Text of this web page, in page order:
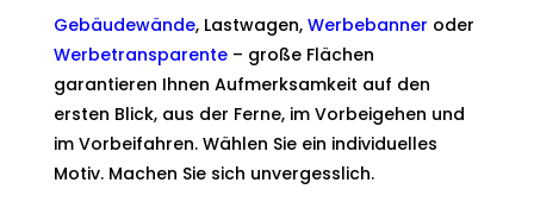
Gebäudewände, Lastwagen, Werbebanner oder
Werbetransparente– große Flächen
garantieren Ihnen Aufmerksamkeit auf den
ersten Blick, aus der Ferne, im Vorbeigehen und
im Vorbeifahren. Wählen Sie ein individuelles
Motiv. Machen Sie sich unvergesslich.